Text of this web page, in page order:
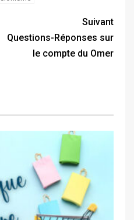
Suivant
Questions-Réponses sur
le compte du Omer